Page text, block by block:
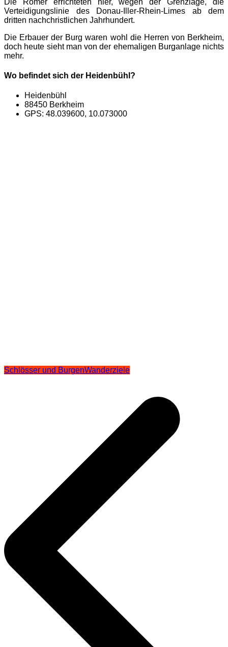
Verteidigungslinie des Donau-Iller-Rhein-Limes ab dem
dritten nachchristlichen Jahrhundert.
Die Erbauer der Burg waren wohl die Herren von Berkheim,
doch heute sieht man von der ehemaligen Burganlage nichts
mehr.
Wo befindet sich der Heidenbühl?
Heidenbühl
88450 Berkheim
GPS: 48.039600, 10.073000
Schlösser und BurgenWanderziele